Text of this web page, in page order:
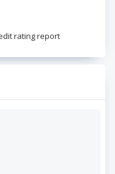
rating report